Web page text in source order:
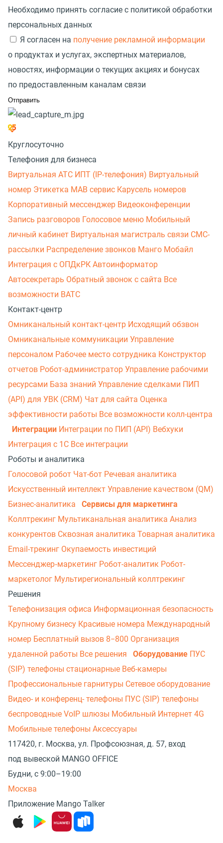
Необходимо принять согласие с политикой обработки
персональных данных
Я согласен на получение рекламной информации
о продуктах и услугах, экспертных материалов,
новостях, информации о текущих акциях и бонусах
по предоставленным каналам связи
Круглосуточно
Телефония для бизнеса
Виртуальная АТС ИПТ (IP-телефония) Виртуальный
номер Этикетка МАВ сервис Карусель номеров
Корпоративный мессенджер Видеоконференции
Запись разговоров Голосовое меню Мобильный
личный кабинет Виртуальная магистраль связи СМС-
рассылки Распределение звонков Манго Мобайл
Интеграция с ОПДкРК Автоинформатор
Автосекретарь Обратный звонок с сайта Все
возможности ВАТС
Контакт-центр
Омниканальный контакт-центр Исходящий обзвон
Омниканальные коммуникации Управление
персоналом Рабочее место сотрудника Конструктор
отчетов Робот-администратор Управление рабочими
ресурсами База знаний Управление сделками ПИП
(API) для УВК (CRM) Чат для сайта Оценка
эффективности работы Все возможности колл-центра
Интеграции Интеграции по ПИП (API) Вебхуки
Интеграция с 1С Все интеграции
Роботы и аналитика
Голосовой робот Чат-бот Речевая аналитика
Искусственный интеллект Управление качеством (QM)
Бизнес-аналитика
Сервисы для маркетинга
Коллтрекинг Мультиканальная аналитика Анализ
конкурентов Сквозная аналитика Товарная аналитика
Email-трекинг Окупаемость инвестиций
Мессенджер‑маркетинг Робот-аналитик Робот-
маркетолог Мультирегиональный коллтрекинг
Решения
Телефонизация офиса Информационная безопасность
Крупному бизнесу Красивые номера Международный
номер Бесплатный вызов 8−800 Организация
удаленной работы Все решения Оборудование ПУС
(SIP) телефоны стационарные Веб-камеры
Профессиональные гарнитуры Сетевое оборудование
Видео- и конференц- телефоны ПУС (SIP) телефоны
беспроводные VoIP шлюзы Мобильный Интернет 4G
Мобильные телефоны Аксессуары
117420, г. Москва, ул. Профсоюзная, д. 57, вход
под вывеской MANGO OFFICE
Будни, с 9:00–19:00
Москва
Приложение Mango Talker